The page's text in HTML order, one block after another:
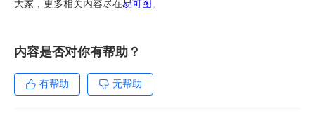
大家，更多相关内容尽在易可图 。
内容是否对你有帮助？
有帮助 无帮助